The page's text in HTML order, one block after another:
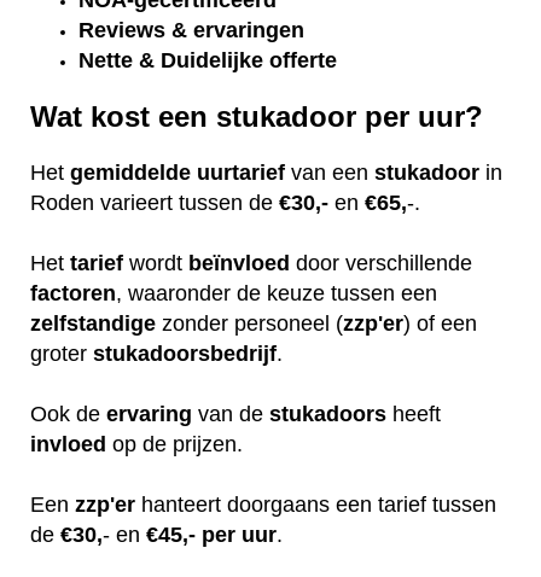
Reviews & ervaringen
Nette & Duidelijke offerte
Wat kost een stukadoor per uur?
Het gemiddelde uurtarief van een stukadoor in
Roden varieert tussen de €30,- en €65,-.
Het tarief wordt beïnvloed door verschillende
factoren, waaronder de keuze tussen een
zelfstandige zonder personeel (zzp'er) of een
groter stukadoorsbedrijf.
Ook de ervaring van de stukadoors heeft
invloed op de prijzen.
Een zzp'er hanteert doorgaans een tarief tussen
de €30,- en €45,- per uur.